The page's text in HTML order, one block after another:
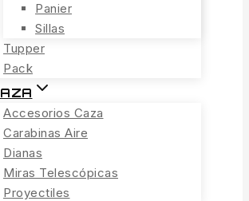
Panier
Sillas
Tupper
Pack
Accesorios Caza
Carabinas Aire
Dianas
Miras Telescópicas
Proyectiles